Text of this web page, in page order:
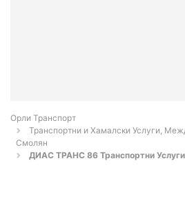
Орли Транспорт
Транспортни и Хамалски Услуги,
Смолян
ДИАС ТРАНС 86 Транспортни